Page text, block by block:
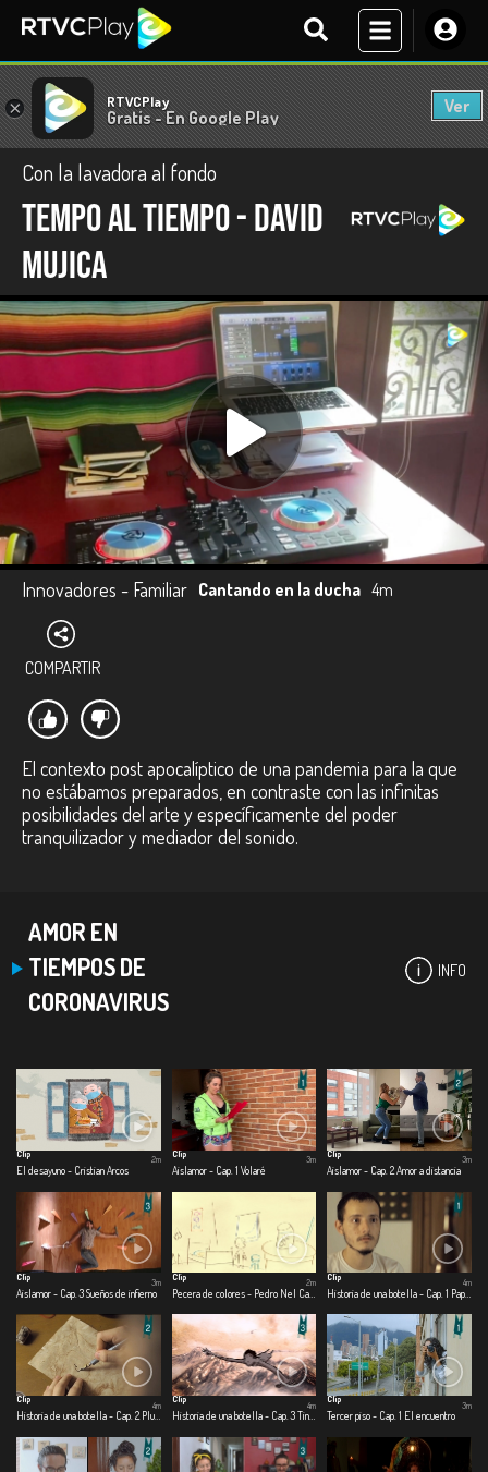
× RTVCPlay
Gratis - En Google Play
Ver
Con la lavadora al fondo
Tempo al tiempo - David
Mujica
Innovadores - Familiar Cantando en la ducha 4m
COMPARTIR
El contexto post apocalíptico de una pandemia para la que
no estábamos preparados, en contraste con las infinitas
posibilidades del arte y específicamente del poder
tranquilizador y mediador del sonido.
AMOR EN
TIEMPOS DE
CORONAVIRUS
INFO
Clip
El desayuno - Cristian Arcos
2m
Clip
Aislamor - Cap. 1 Volaré
3m
Clip
Aislamor - Cap. 2 Amor a distancia
3m
Clip
Aislamor - Cap. 3 Sueños de infierno
3m
Clip
Pecera de colores - Pedro Nel Cabrera
2m
Clip
4m
Clip
4m
Clip
Historia de una botella - Cap. 3 Tinta
4m
Clip
Tercer piso - Cap. 1 El encuentro
3m